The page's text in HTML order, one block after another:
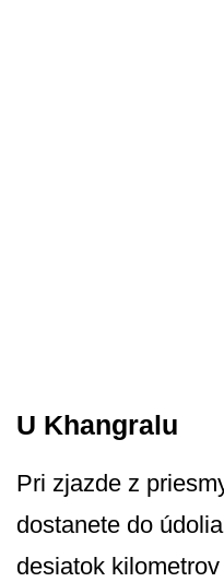
U Khangralu
Pri zjazde z
dostanete do
desiatok